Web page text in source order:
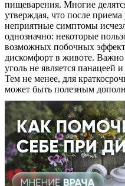
пищеварения. Многие
утверждая, что после
неприятные симптомы
однозначно: некоторые
возможных побочных
дискомфорт в животе.
уголь не является панацеей
Тем не менее, для
может быть полезным